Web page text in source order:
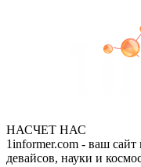
НАСЧЕТ НАС
1informer.com - ваш
девайсов, науки и